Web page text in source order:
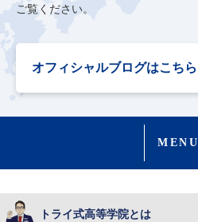
ご覧ください。
オフィシャルブログはこちら
MENU
トライ式高等学院とは